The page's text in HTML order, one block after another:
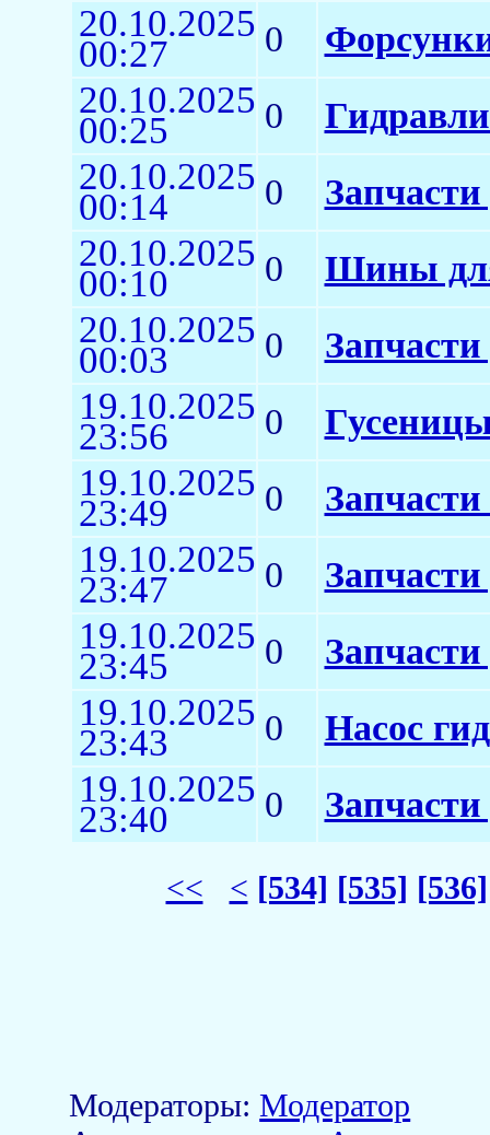
20.10.2025
00:27 0
20.10.2025
00:25 0
20.10.2025
00:14 0 Запчасти
20.10.2025
00:10 0 Шины
20.10.2025
00:03 0
19.10.2025
23:56 0
19.10.2025
23:49 0
19.10.2025
23:47 0
19.10.2025
23:45 0
19.10.2025
23:43 0 Насос
19.10.2025
23:40 0
<< < [534] [535] [536]
Модераторы:Модератор